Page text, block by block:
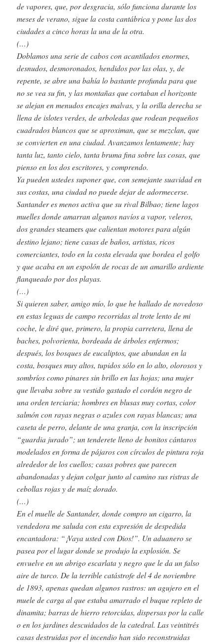
de vapores, que, por desgracia, sólo funciona durante los
meses de verano, sigue la costa cantábrica y pone las dos
ciudades a cinco horas la una de la otra.
(…)
Doblamos una serie de cabos con acantilados enormes,
desnudos, desmoronados, hendidos por las olas, y, de
repente, se abre una bahía lo bastante profunda para que
no se vea su fin, y las montañas que cortaban el horizonte
se alejan en menudos encajes malvas, y la orilla derecha se
llena de islotes verdes, de arboledas que rodean pequeños
cuadrados blancos que se aproximan, que se mezclan, que
se convierten en una ciudad. Avanzamos lentamente; hay
tanta luz, tanto cielo, tanta bruma fina sobre las cosas, que
pienso en los dos escritores, y comprendo.
Ya pueden ustedes suponer que, con semejante suavidad en
sus costas, una ciudad no puede dejar de adormecerse.
Santander es menos activa que su rival Bilbao; tiene lagos
muelles donde amarran algunos navíos a vapor, veleros,
dos grandessteamers que calientan motores para algún
destino lejano; tiene casas de baños, artistas, ricos
comerciantes, todo en la costa elevada que bordea el golfo
y que acaba en un espolón de rocas de un amarillo ardiente
flanqueado por dos playas.
(…)
Si quieren saber, amigo mío, lo que he hallado de novedoso
en estas leguas de campo recorridas al trote lento de mi
coche, le diré que, primero, la propia carretera, llena de
baches, polvorienta, bordeada de árboles enfermos;
después, los bosques de eucaliptos, que abundan en la
costa, bosques muy altos, tupidos sólo en lo alto, olorosos y
sombríos como pinares sin brillo en las hojas; una mujer
que llevaba sobre su vestido gastado el cordón negro de
una orden terciaria; hombres en blusas muy cortas, color
salmón con rayas negras o azules con rayas blancas; una
caseta de perro, delante de una granja, con la inscripción
“guardia jurado”; un tenderete lleno de bonitos cántaros
modelados en forma de pájaros con círculos de pintura roja
alrededor de los cuellos; casas pobres que parecen
abandonadas y dejan colgar junto al camino sus ristras de
cebollas rojas y de maíz dorado.
(…)
En el muelle de Santander, donde compro un cigarro, la
vendedora me saluda con esta expresión de despedida
encantadora: “¡Vaya usted con Dios!”. Un aduanero se
pasea por el lugar donde se produjo la explosión. Se
envuelve en un abrigo escarlata y negro que le da un falso
aire de turco. De la terrible catástrofe del 4 de noviembre
de 1893, apenas quedan algunos rastros: un agujero en el
muele de carga al que estaba amarrado el buque repleto de
dinamita; barras de hierro retorcidas, dispersas por la calle
o en los jardines descuidados de la catedral. Las veintitrés
casas destruidas por el incendio han sido reconstruidas